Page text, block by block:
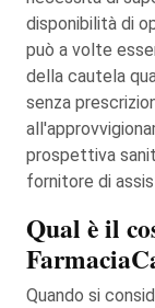
disponibilità di
può a volte
della cautela
senza
prospettiva
fornitore di
Qual è il
Quando si